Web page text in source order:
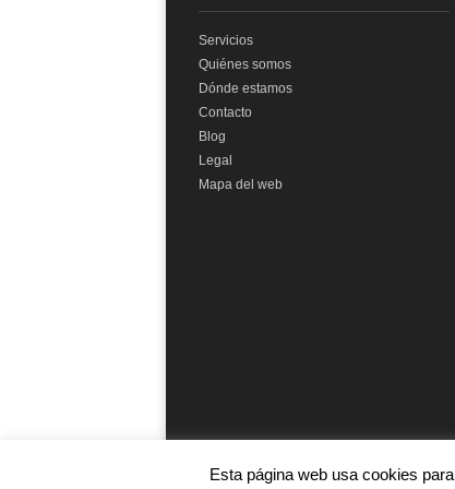
Servicios
Quiénes somos
Dónde estamos
Contacto
Blog
Legal
Mapa del web
© 2026 audit2me | Aviso Legal|
Esta página web usa cookies